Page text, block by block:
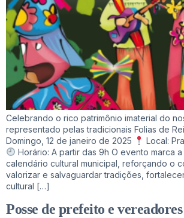
Celebrando o rico patrimônio imaterial do
representado pelas tradicionais Folias de
Domingo, 12 de janeiro de 2025
Local:
Horário: A partir das 9h O evento marca
calendário cultural municipal, reforçando o
valorizar e salvaguardar tradições,
cultural […]
Posse de prefeito e